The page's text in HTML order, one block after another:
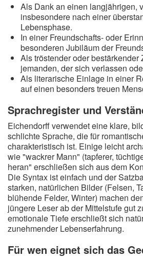
Als Dank an einen langjährigen,
insbesondere nach einer
Lebensphase.
In einer Freundschafts- oder
besonderen Jubiläum der
Als tröstender oder bestärkender
jemanden, der sich verlassen
Als literarische Einlage in einer
auf einen besonders treuen
Sprachregister und
Eichendorff verwendet eine klare,
schlichte Sprache, die für
charakteristisch ist. Einige leicht
wie "wackrer Mann" (tapferer,
heran" erschließen sich aus dem
Die Syntax ist einfach und der
starken, natürlichen Bilder (Felsen,
blühende Felder, Winter) machen
jüngere Leser ab der Mittelstufe gut
emotionale Tiefe erschließt sich
zunehmender Lebenserfahrung.
Für wen eignet sich das